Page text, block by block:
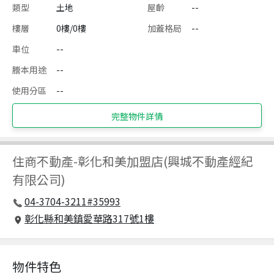
類型 土地 屋齡
--
樓層
0樓/0樓 加蓋格局
--
車位
--
謄本用途
--
使用分區
--
完整物件詳情
住商不動產-彰化和美加盟店(興城不動產經紀
有限公司)
04-3704-3211#35993
彰化縣和美鎮愛華路317號1樓
物件特色